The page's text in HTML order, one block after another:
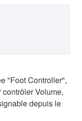
"Foot Controller",
Volume,
depuis le